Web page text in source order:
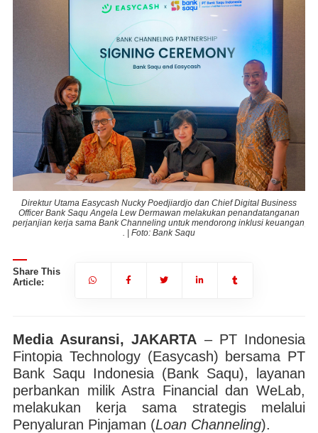
Direktur Utama Easycash Nucky Poedjiardjo dan Chief Digital Business
Officer Bank Saqu Angela Lew Dermawan melakukan penandatanganan
perjanjian kerja sama Bank Channeling untuk mendorong inklusi keuangan
. | Foto: Bank Saqu
Share This
Article:
Media Asuransi, JAKARTA – PT Indonesia
Fintopia Technology (Easycash) bersama PT
Bank Saqu Indonesia (Bank Saqu), layanan
perbankan milik Astra Financial dan WeLab,
melakukan kerja sama strategis melalui
Penyaluran Pinjaman (Loan Channeling).